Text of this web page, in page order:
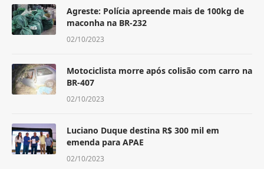
Agreste: Polícia apreende mais de 100kg de
maconha na BR-232
02/10/2023
Motociclista morre após colisão com carro na
BR-407
02/10/2023
Luciano Duque destina R$ 300 mil em
emenda para APAE
02/10/2023